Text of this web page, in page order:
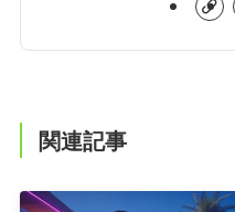
関連記事